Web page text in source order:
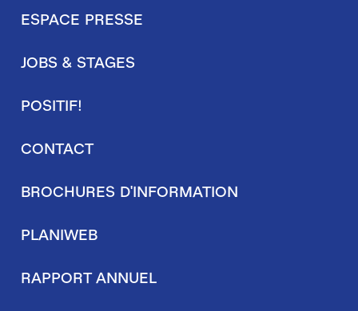
de
page
ESPACE PRESSE
JOBS & STAGES
POSITIF!
CONTACT
BROCHURES D'INFORMATION
PLANIWEB
RAPPORT ANNUEL